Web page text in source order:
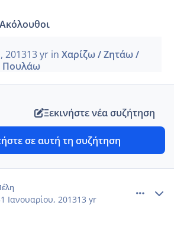
Ακόλουθοι
201313 yrin Χαρίζω / Ζητάω /
Πουλάω
Ξεκινήστε νέα συζήτηση
σε αυτή τη συζήτηση
Ιανουαρίου, 201313 yr